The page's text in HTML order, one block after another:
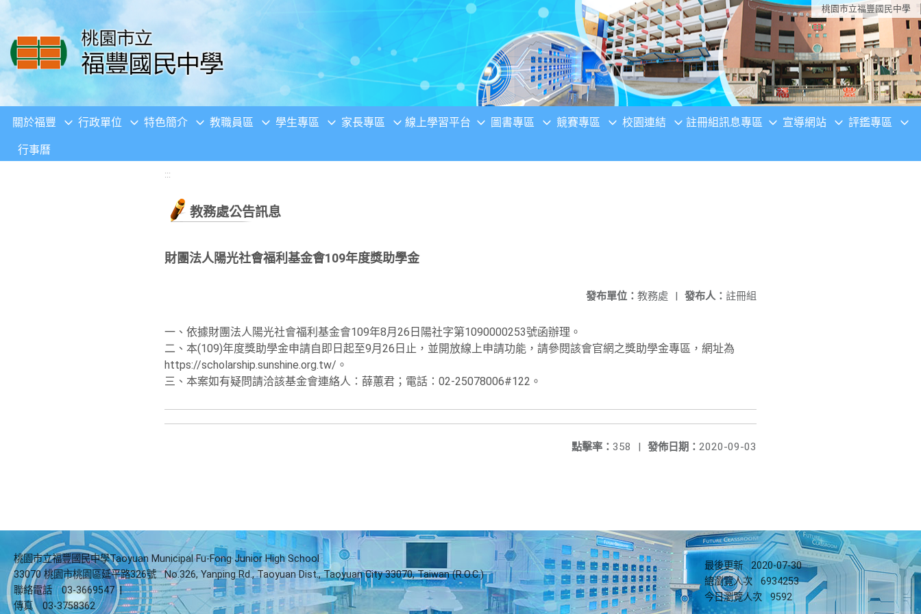
移至網頁之主要內容區位置 桃園市立福豐國民中學
關於福豐 行政單位 特色簡介 教職員區 學生專區 家長專區 線上學習平台 圖書專區 競賽專區 校園連結 註冊組訊息專區 宣導網站 評鑑專區
行事曆
:::
教務處公告訊息
財團法人陽光社會福利基金會109年度獎助學金
發布人： 註冊組
發布單位： 教務處 |
一、依據財團法人陽光社會福利基金會109年8月26日陽社字第1090000253號函辦理。
二、本(109)年度獎助學金申請自即日起至9月26日止，並開放線上申請功能，請參閱該會官網之獎助學金專區，網址為
https://scholarship.sunshine.org.tw/。
三、本案如有疑問請洽該基金會連絡人：薛蕙君；電話：02-25078006#122。
發佈日期： 2020-09-03
點擊率： 358 |
桃園市立福豐國民中學Taoyuan Municipal Fu-Fong Junior High School
33070 桃園市桃園區延平路326號
No.326, Yanping Rd., Taoyuan Dist., Taoyuan City 33070, Taiwan (R.O.C.)
聯絡電話
03-3669547 |
傳真
03-3758362
最後更新
2020-07-30
總瀏覽人次
6934253
今日瀏覽人次
9592